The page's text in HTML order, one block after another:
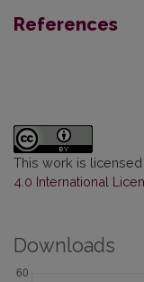
References
This work is licensed
4.0 International
Downloads